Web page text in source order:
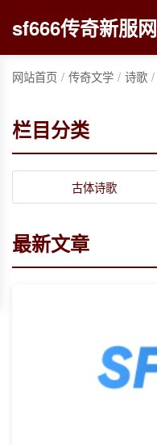
sf666传奇新服网
网站首页 / 传奇文学 / 诗歌 /
栏目分类
古体诗歌
最新文章